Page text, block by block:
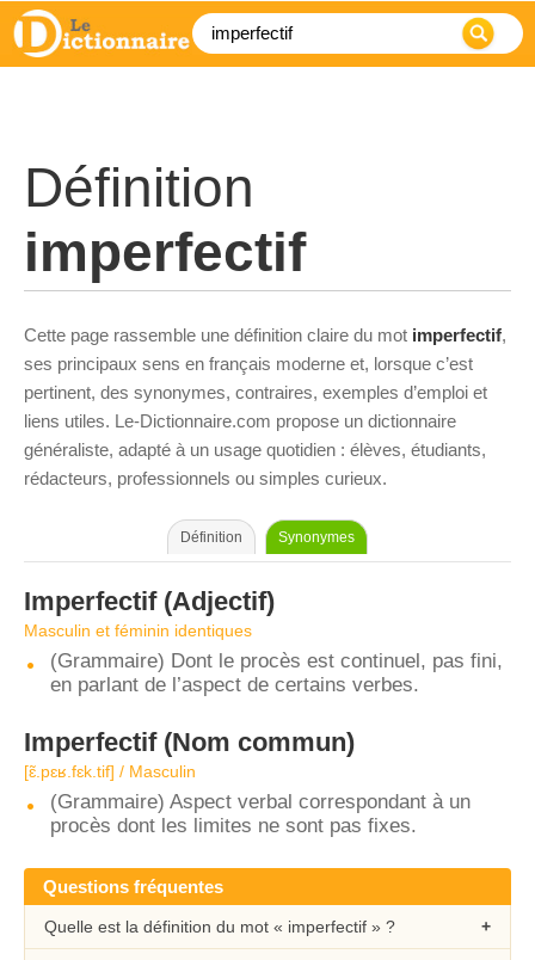
Définition
imperfectif
Cette page rassemble une définition claire du mot imperfectif,
ses principaux sens en français moderne et, lorsque c’est
pertinent, des synonymes, contraires, exemples d’emploi et
liens utiles. Le-Dictionnaire.com propose un dictionnaire
généraliste, adapté à un usage quotidien : élèves, étudiants,
rédacteurs, professionnels ou simples curieux.
Définition Synonymes
Imperfectif(Adjectif)
Masculin et féminin identiques
(Grammaire) Dont le procès est continuel, pas fini,
en parlant de l’aspect de certains verbes.
Imperfectif(Nom commun)
[ɛ̃.pɛʁ.fɛk.tif] / Masculin
(Grammaire) Aspect verbal correspondant à un
procès dont les limites ne sont pas fixes.
Questions fréquentes
Quelle est la définition du mot « imperfectif » ?